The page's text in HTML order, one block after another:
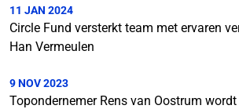
11 JAN 2024
Circle Fund versterkt team met ervaren
Han Vermeulen
9 NOV 2023
Topondernemer Rens van Oostrum